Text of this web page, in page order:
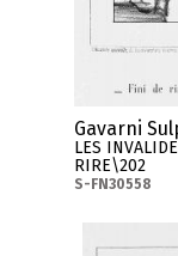
Gavarni
LES
RIRE\202
S-FN30558